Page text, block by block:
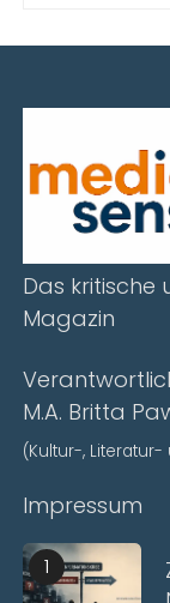
Das
Magazin
M.A. Britta
(Kultur-,
Impressum
1